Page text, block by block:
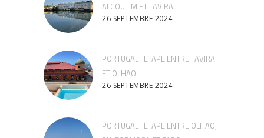
ALCOUTIM ET TAVIRA
26 SEPTEMBRE 2024
PORTUGAL : ETAPE ENTRE TAVIRA
ET OLHAO
26 SEPTEMBRE 2024
PORTUGAL : ETAPE ENTRE OLHAO,